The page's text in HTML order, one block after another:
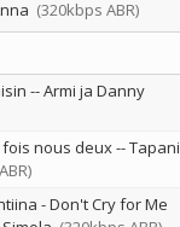
(320kbps ABR)
--Armi ja Danny
fois nous deux--Tapani
- Don't Cry for Me